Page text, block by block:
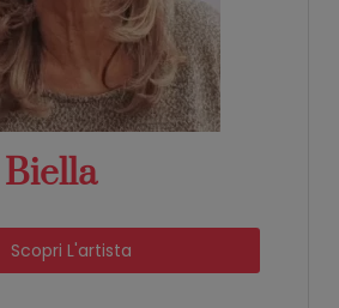
Scopri L'artista